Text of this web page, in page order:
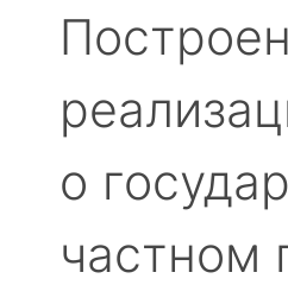
о
частном